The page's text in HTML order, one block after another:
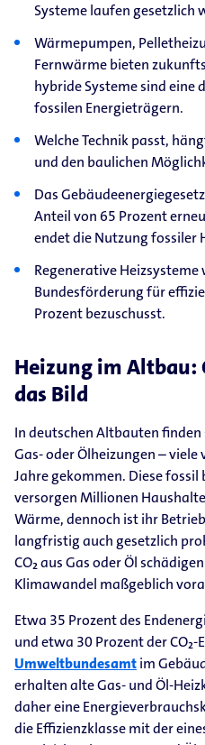
Systeme laufen gesetzlich
Wärmepumpen,
Fernwärme bieten
hybride Systeme sind eine
fossilen Energieträgern.
Welche Technik passt,
und den baulichen
Das
Anteil von 65 Prozent
endet die Nutzung fossiler
Regenerative
Bundesförderung für
Prozent bezuschusst.
Heizung im Altbau:
das Bild
In deutschen Altbauten
Gas- oder Ölheizungen –
Jahre gekommen. Diese
versorgen Millionen
Wärme, dennoch ist ihr
langfristig auch gesetzlich
CO₂ aus Gas oder Öl
Klimawandel maßgeblich
Etwa 35 Prozent des
und etwa 30 Prozent der
Umweltbundesamtim
erhalten alte Gas- und Öl-
daher eine
die Effizienzklasse mit der